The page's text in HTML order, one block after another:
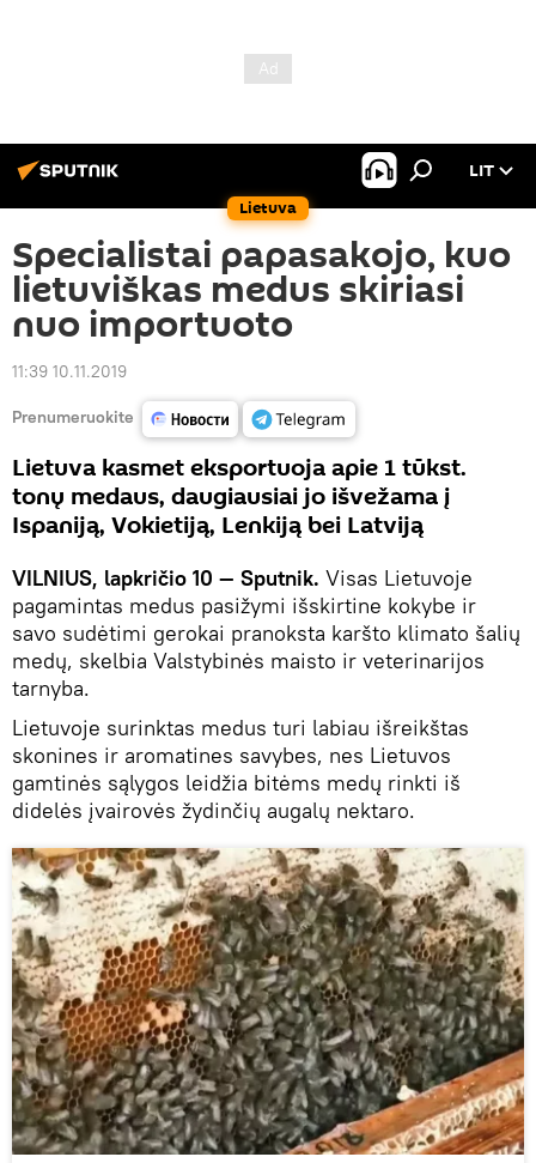
Lietuva
LIT
Specialistai papasakojo, kuo
lietuviškas medus skiriasi
nuo importuoto
11:39 10.11.2019
Prenumeruokite
Lietuva kasmet eksportuoja apie 1 tūkst.
tonų medaus, daugiausiai jo išvežama į
Ispaniją, Vokietiją, Lenkiją bei Latviją
VILNIUS, lapkričio 10 — Sputnik. Visas Lietuvoje
pagamintas medus pasižymi išskirtine kokybe ir
savo sudėtimi gerokai pranoksta karšto klimato šalių
medų, skelbia Valstybinės maisto ir veterinarijos
tarnyba.
Lietuvoje surinktas medus turi labiau išreikštas
skonines ir aromatines savybes, nes Lietuvos
gamtinės sąlygos leidžia bitėms medų rinkti iš
didelės įvairovės žydinčių augalų nektaro.